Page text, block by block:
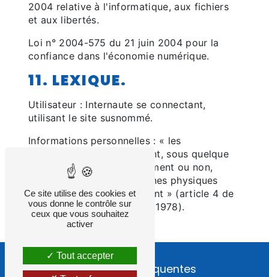
2004 relative à l'informatique, aux fichiers
et aux libertés.
Loi n° 2004-575 du 21 juin 2004 pour la
confiance dans l'économie numérique.
11. LEXIQUE.
Utilisateur : Internaute se connectant,
utilisant le site susnommé.
Informations personnelles : « les
informations qui permettent, sous quelque
forme que ce soit, directement ou non,
l'identification des personnes physiques
auxquelles elles s'appliquent » (article 4 de
la loi n° 78-17 du 6 janvier 1978).
Recherches fréquentes
Ce site utilise des cookies et
vous donne le contrôle sur
ceux que vous souhaitez
activer
Tout accepter